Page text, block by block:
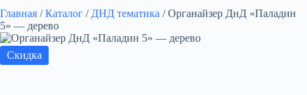
Главная / Каталог / ДНД тематика / Органайзер ДнД «Паладин
5» — дерево
Скидка